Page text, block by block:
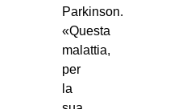
Parkinson.
«Questa
malattia,
per
la